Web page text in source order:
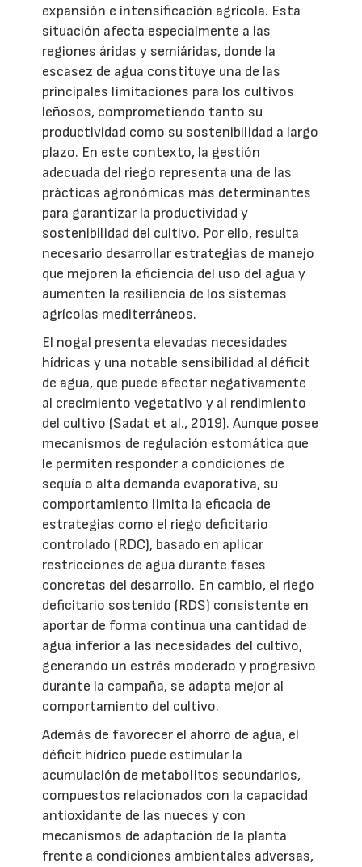
expansión e intensificación agrícola. Esta
situación afecta especialmente a las
regiones áridas y semiáridas, donde la
escasez de agua constituye una de las
principales limitaciones para los cultivos
leñosos, comprometiendo tanto su
productividad como su sostenibilidad a largo
plazo. En este contexto, la gestión
adecuada del riego representa una de las
prácticas agronómicas más determinantes
para garantizar la productividad y
sostenibilidad del cultivo. Por ello, resulta
necesario desarrollar estrategias de manejo
que mejoren la eficiencia del uso del agua y
aumenten la resiliencia de los sistemas
agrícolas mediterráneos.
El nogal presenta elevadas necesidades
hídricas y una notable sensibilidad al déficit
de agua, que puede afectar negativamente
al crecimiento vegetativo y al rendimiento
del cultivo (Sadat et al., 2019). Aunque posee
mecanismos de regulación estomática que
le permiten responder a condiciones de
sequía o alta demanda evaporativa, su
comportamiento limita la eficacia de
estrategias como el riego deficitario
controlado (RDC), basado en aplicar
restricciones de agua durante fases
concretas del desarrollo. En cambio, el riego
deficitario sostenido (RDS) consistente en
aportar de forma continua una cantidad de
agua inferior a las necesidades del cultivo,
generando un estrés moderado y progresivo
durante la campaña, se adapta mejor al
comportamiento del cultivo.
Además de favorecer el ahorro de agua, el
déficit hídrico puede estimular la
acumulación de metabolitos secundarios,
compuestos relacionados con la capacidad
antioxidante de las nueces y con
mecanismos de adaptación de la planta
frente a condiciones ambientales adversas,